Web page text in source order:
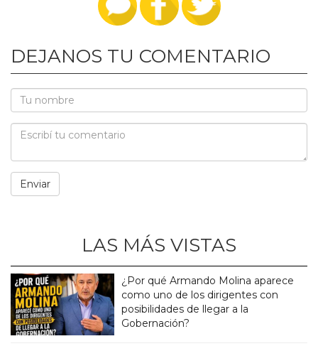
DEJANOS TU COMENTARIO
LAS MÁS VISTAS
¿Por qué Armando Molina aparece
como uno de los dirigentes con
posibilidades de llegar a la
Gobernación?